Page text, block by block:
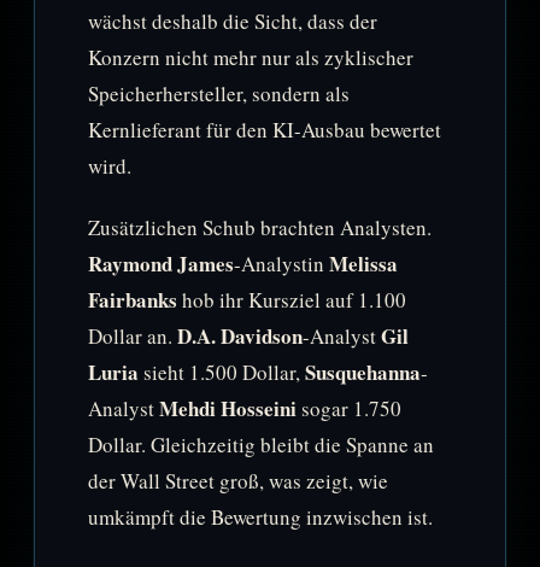
wächst deshalb die Sicht, dass der
Konzern nicht mehr nur als zyklischer
Speicherhersteller, sondern als
Kernlieferant für den KI-Ausbau bewertet
wird.
Zusätzlichen Schub brachten Analysten.
Raymond James-Analystin Melissa
Fairbanks hob ihr Kursziel auf 1.100
Dollar an. D.A. Davidson-AnalystGil
Luria sieht 1.500 Dollar,Susquehanna-
AnalystMehdi Hosseinisogar 1.750
Dollar. Gleichzeitig bleibt die Spanne an
der Wall Street groß, was zeigt, wie
umkämpft die Bewertung inzwischen ist.